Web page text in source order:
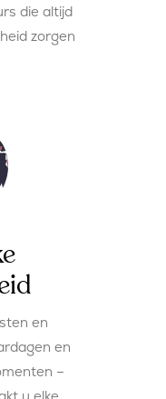
die altijd
zorgen
en
en
–